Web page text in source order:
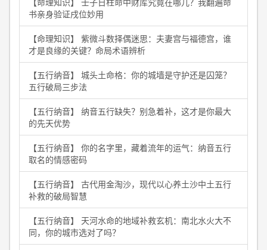
书亲身验证戌位妙用
【命理知识】 紫微斗数择偶迷思：夫妻宫与福德宫，谁
才是良缘的关键？命局术语辨析
【五行纳音】 城头土命格：你的城墙是守护还是囚笼？
五行破局三步法
【五行纳音】 纳音五行缺失？别急着补，这才是你最大
的先天优势
【五行纳音】 你的名字里，藏着流年的运气：纳音五行
取名的情感密码
【五行纳音】 古代用金淘沙，现代以心养土沙中土五行
补救的破局智慧
【五行纳音】 天河水命的地域补救玄机：南北水火大不
同，你的城市选对了吗？